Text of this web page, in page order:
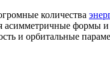
количества
асимметричные формы и
и орбитальные